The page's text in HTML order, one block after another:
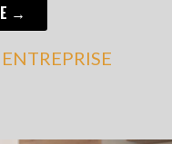
→
ENTREPRISE